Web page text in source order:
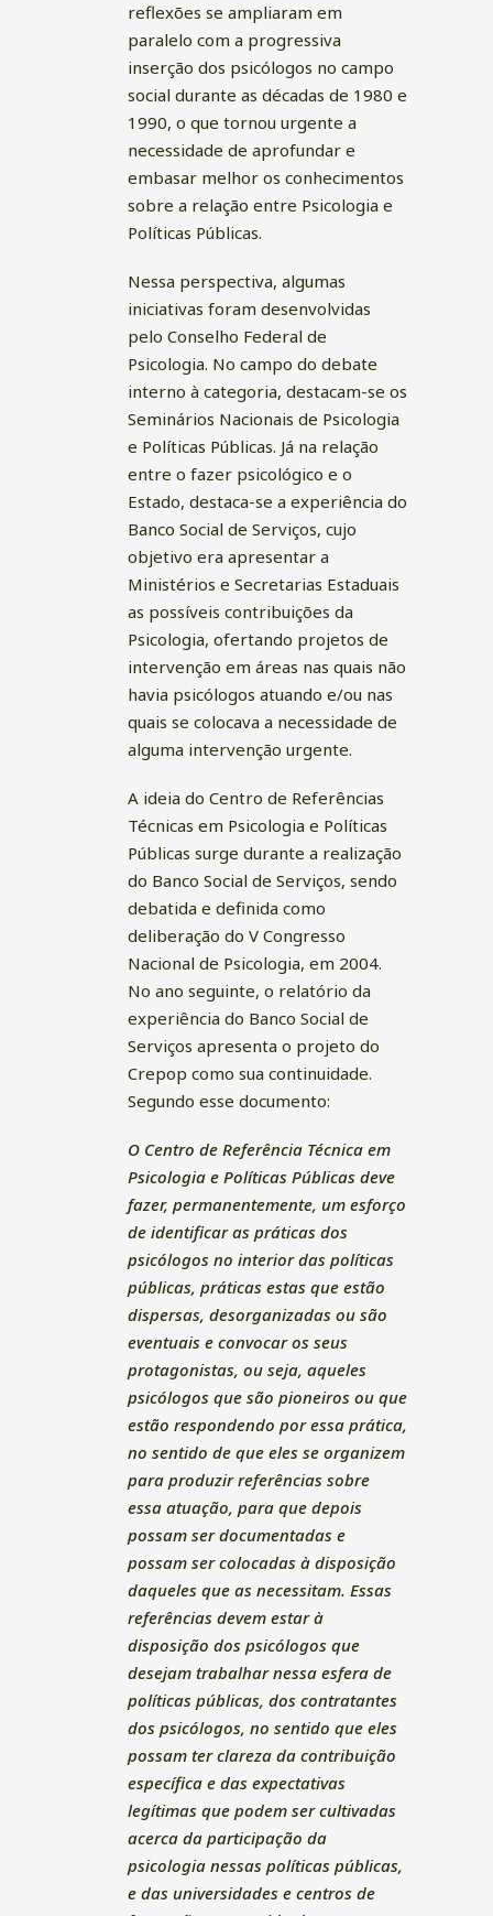
reflexões se ampliaram em
paralelo com a progressiva
inserção dos psicólogos no campo
social durante as décadas de 1980 e
1990, o que tornou urgente a
necessidade de aprofundar e
embasar melhor os conhecimentos
sobre a relação entre Psicologia e
Políticas Públicas.
Nessa perspectiva, algumas
iniciativas foram desenvolvidas
pelo Conselho Federal de
Psicologia. No campo do debate
interno à categoria, destacam-se os
Seminários Nacionais de Psicologia
e Políticas Públicas. Já na relação
entre o fazer psicológico e o
Estado, destaca-se a experiência do
Banco Social de Serviços, cujo
objetivo era apresentar a
Ministérios e Secretarias Estaduais
as possíveis contribuições da
Psicologia, ofertando projetos de
intervenção em áreas nas quais não
havia psicólogos atuando e/ou nas
quais se colocava a necessidade de
alguma intervenção urgente.
A ideia do Centro de Referências
Técnicas em Psicologia e Políticas
Públicas surge durante a realização
do Banco Social de Serviços, sendo
debatida e definida como
deliberação do V Congresso
Nacional de Psicologia, em 2004.
No ano seguinte, o relatório da
experiência do Banco Social de
Serviços apresenta o projeto do
Crepop como sua continuidade.
Segundo esse documento:
O Centro de Referência Técnica em
Psicologia e Políticas Públicas deve
fazer, permanentemente, um esforço
de identificar as práticas dos
psicólogos no interior das políticas
públicas, práticas estas que estão
dispersas, desorganizadas ou são
eventuais e convocar os seus
protagonistas, ou seja, aqueles
psicólogos que são pioneiros ou que
estão respondendo por essa prática,
no sentido de que eles se organizem
para produzir referências sobre
essa atuação, para que depois
possam ser documentadas e
possam ser colocadas à disposição
daqueles que as necessitam. Essas
referências devem estar à
disposição dos psicólogos que
desejam trabalhar nessa esfera de
políticas públicas, dos contratantes
dos psicólogos, no sentido que eles
possam ter clareza da contribuição
específica e das expectativas
legítimas que podem ser cultivadas
acerca da participação da
psicologia nessas políticas públicas,
e das universidades e centros de